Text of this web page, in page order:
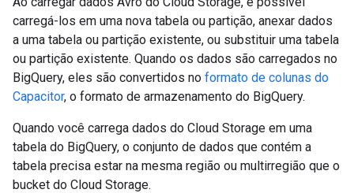
carregá-los em uma nova tabela ou partição, anexar dados
a uma tabela ou partição existente, ou substituir uma tabela
ou partição existente. Quando os dados são carregados no
BigQuery, eles são convertidos no formato de colunas do
Capacitor, o formato de armazenamento do BigQuery.
Quando você carrega dados do Cloud Storage em uma
tabela do BigQuery, o conjunto de dados que contém a
tabela precisa estar na mesma região ou multirregião que o
bucket do Cloud Storage.